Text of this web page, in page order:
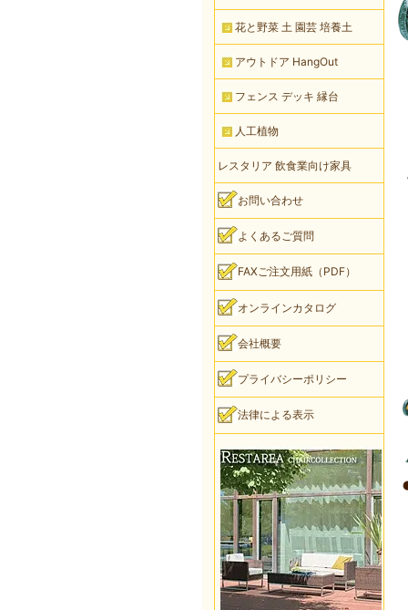
花と野菜 土 園芸 培養土
アウトドア HangOut
フェンス デッキ 縁台
人工植物
レスタリア 飲食業向け家具
お問い合わせ
よくあるご質問
FAXご注文用紙（PDF）
オンラインカタログ
会社概要
プライバシーポリシー
法律による表示